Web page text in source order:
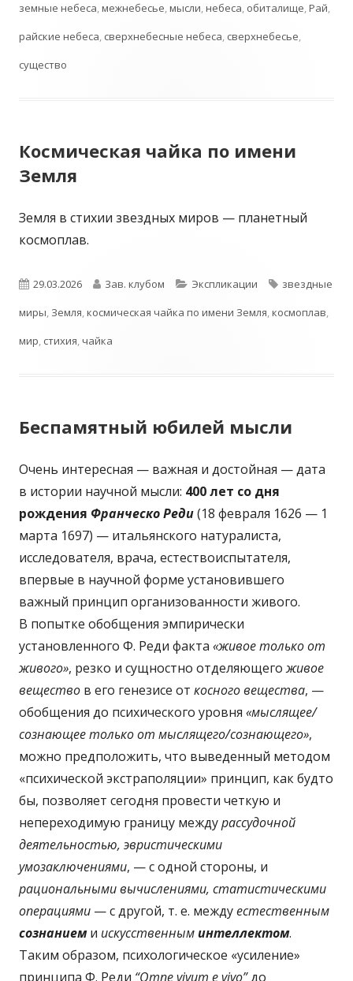
земные небеса,межнебесье,мысли,небеса, обиталище,Рай,
райские небеса, сверхнебесные небеса, сверхнебесье,
существо
Космическая чайка по имени
Земля
Земля в стихии звездных миров — планетный
космоплав.
Опубликовано
29.03.2026 Автор
Зав. клубом Рубрики
Экспликации Метки
звездные
миры, Земля,космическая чайка по имени Земля,космоплав,
мир, стихия,чайка
Беспамятный юбилей мысли
Очень интересная — важная и достойная — дата
в истории научной мысли: 400 лет со дня
рождения Франческо Реди(18 февраля 1626 — 1
марта 1697) — итальянского натуралиста,
исследователя, врача, естествоиспытателя,
впервые в научной форме установившего
важный принцип организованности живого.
В попытке обобщения эмпирически
установленного Ф. Реди факта «живое только от
живого», резко и сущностно отделяющегоживое
вещество в его генезисе от косного вещества, —
обобщения до психического уровня «мыслящее/
сознающее только от мыслящего/сознающего»,
можно предположить, что выведенный методом
«психической экстраполяции» принцип, как будто
бы, позволяет сегодня провести четкую и
непереходимую границу междурассудочной
деятельностью, эвристическими
умозаключениями, — с одной стороны, и
рациональными вычислениями, статистическими
операциями — с другой, т. е. междуестественным
сознаниеми искусственным интеллектом.
Таким образом, психологическое «усиление»
принципа Ф. Реди “Omne vivum e vivo”до